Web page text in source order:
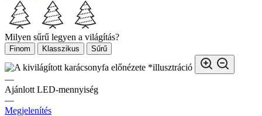
Milyen sűrű legyen a világítás?
Finom Klasszikus Sűrű
*illusztráció
—
Ajánlott LED-mennyiség
—
Megjelenítés